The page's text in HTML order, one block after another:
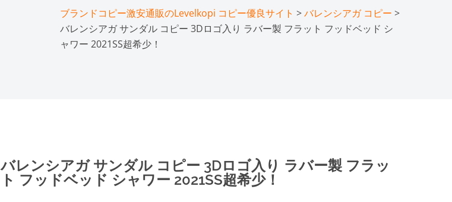
ブランドコピー激安通販のLevelkopi コピー優良サイト >バレンシアガ コピー >
バレンシアガ サンダル コピー 3Dロゴ入り ラバー製 フラット フッドベッド シ
ャワー 2021SS超希少！
バレンシアガ サンダル コピー 3Dロゴ入り ラバー製 フラッ
ト フッドベッド シャワー 2021SS超希少！